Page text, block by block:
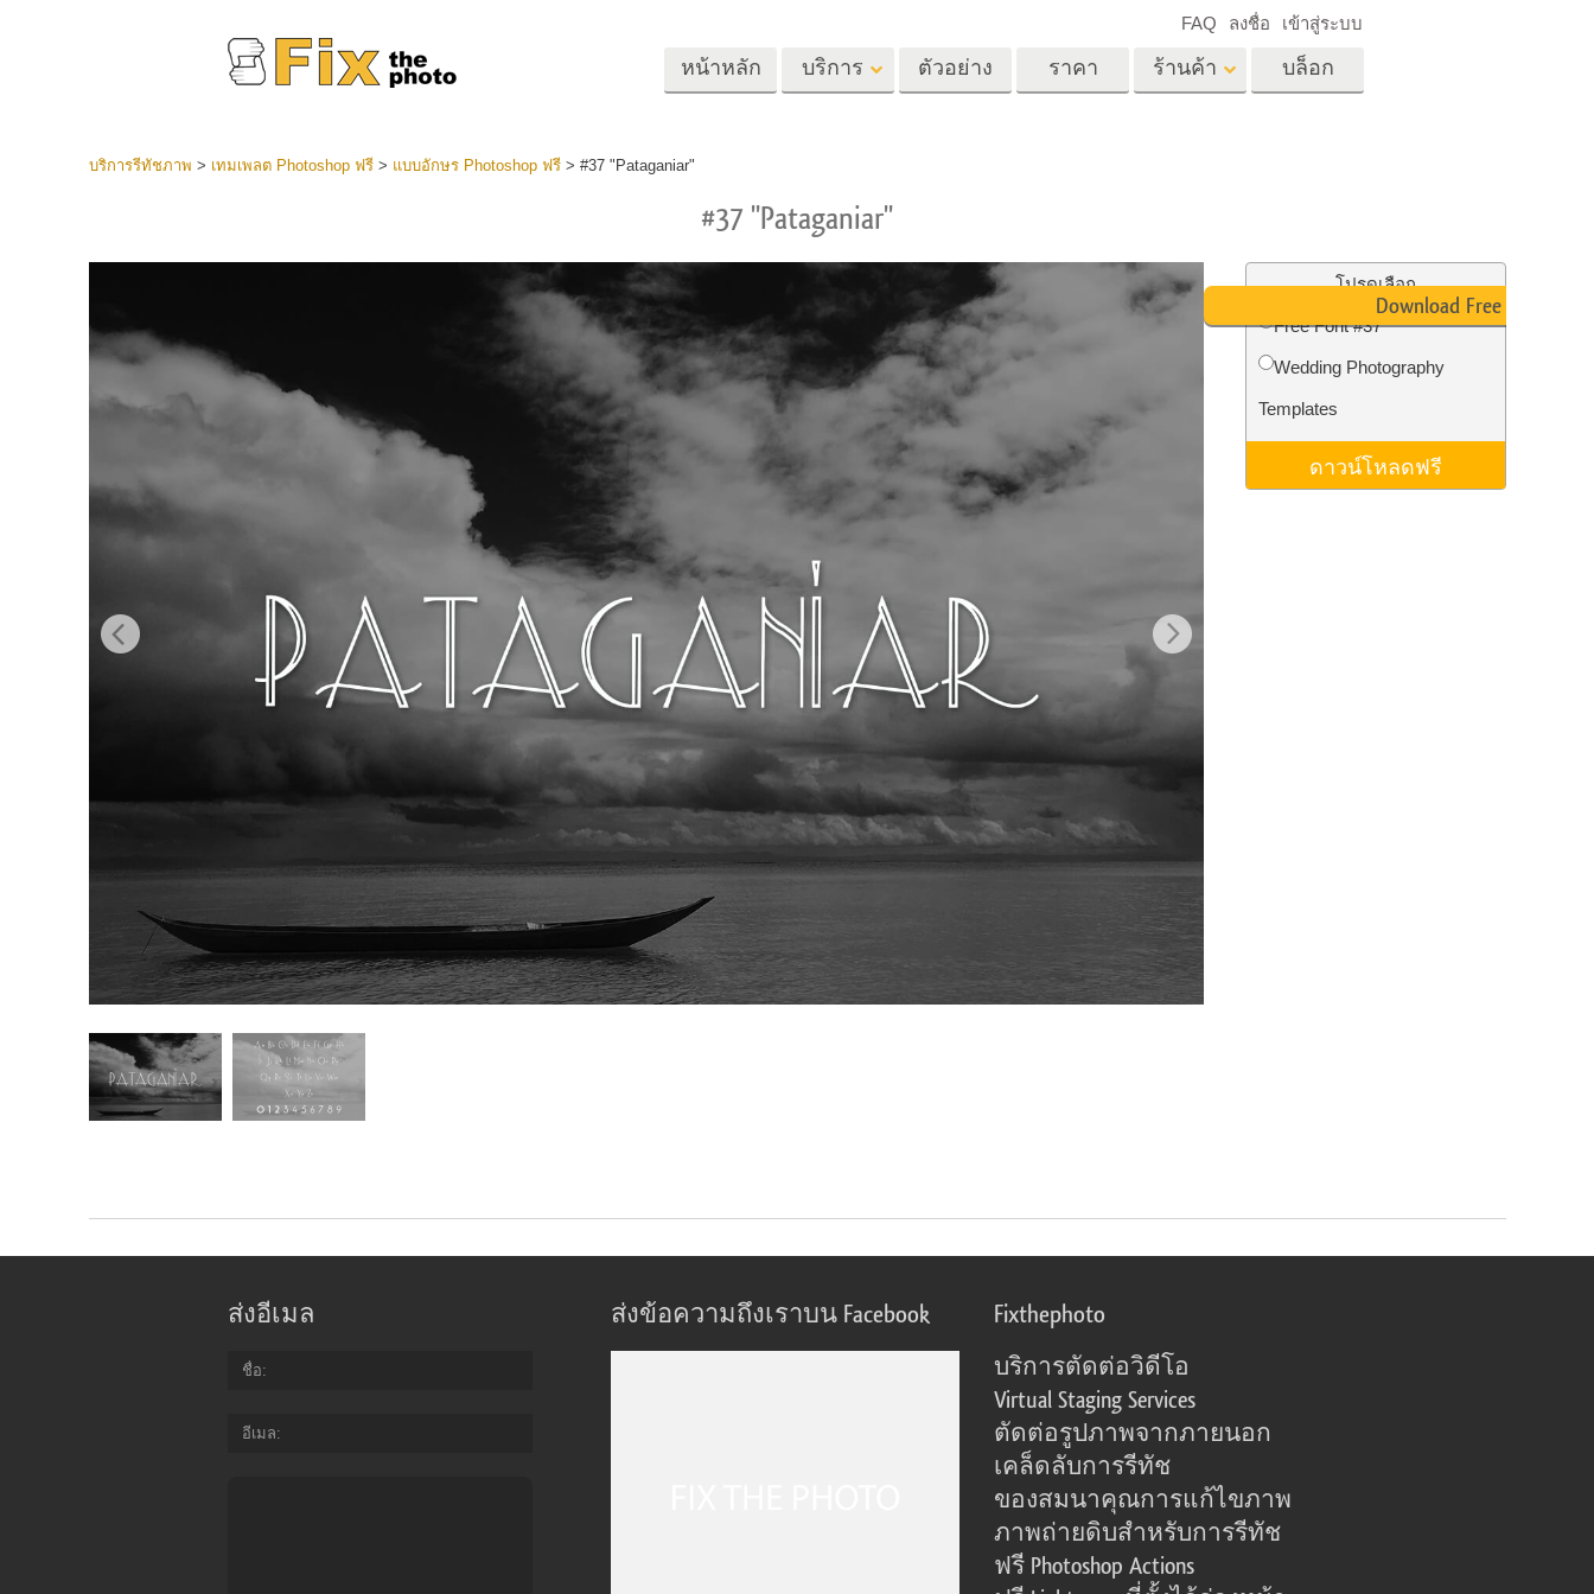
หน้าหลัก บริการ
อสังหาริมทรัพย์
บริการแก้ไขภาพงาน
แต่งงาน
โมเดลเสื้อผ้าที่สร้างโดย AI การจัดการรูปภาพ ถ่ายรูปเป็นบริการ
บริการรีทัชสินค้า บริการรีทัชเครื่องประดับ
ตัวอย่าง ราคา ร้านค้า
Lightroom
คอลเลคชันที่ตั้งไว้ล่วง
หน้า LR ทั้งชุด
พรีเซ็ตข้อเสนอที่ดีที่สุด
Photoshop Actions
Ps Actions คอลเลกชัน
ทั้งหมด
Ps ซ้อนทับคอลเลกชัน
การ์ดวันวาเลนไทน์
คำเชิญงานแต่งงาน
คำเชิญวันเกิดของเด็ก
บล็อก
FAQ ลงชื่อ เข้าสู่ระบบ
บริการรีทัชภาพ > เทมเพลต Photoshop ฟรี> แบบอักษร Photoshop ฟรี> #37 "Pataganiar"
#37 "Pataganiar"
โปรดเลือก
Free Font #37
Wedding Photography
Templates
ดาวน์โหลดฟรี
Download Free Font
ส่งอีเมล
ชื่อ
อีเมล
ส่งข้อความถึงเราบน Facebook Fixthephoto
บริการตัดต่อวิดีโอ
Virtual Staging Services
ตัดต่อรูปภาพจากภายนอก
เคล็ดลับการรีทัช
ของสมนาคุณการแก้ไขภาพ
ภาพถ่ายดิบสำหรับการรีทัช
ฟรี Photoshop Actions